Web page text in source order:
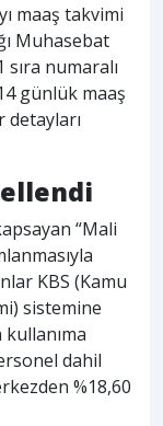
maaş takvimi
Muhasebat
sıra numaralı
günlük maaş
detayları
“Mali
KBS (Kamu
sistemine
kullanıma
dahil
%18,60